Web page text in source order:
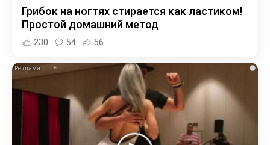
Грибок на ногтях стирается как ластиком!
Простой домашний метод
230 54 56
i